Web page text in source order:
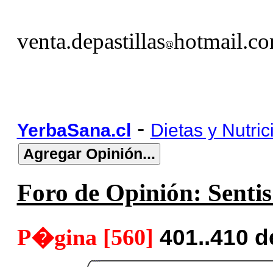
venta.depastillas
YerbaSana.cl - Dietas y
Foro de Opinión:
P�gina [560] 401..410